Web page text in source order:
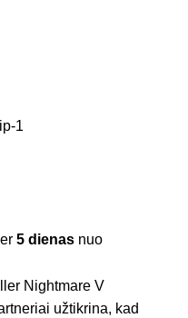
5 dienas nuo
užtikrina, kad